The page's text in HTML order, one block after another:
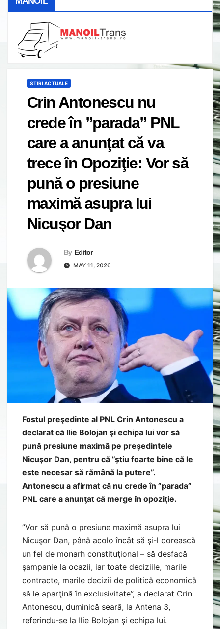
STIRI ACTUALE
Crin Antonescu nu
crede în ”parada” PNL
care a anunţat că va
trece în Opoziţie: Vor să
pună o presiune
maximă asupra lui
Nicuşor Dan
By Editor
MAY 11, 2026
Fostul preşedinte al PNL Crin Antonescu a
declarat că Ilie Bolojan şi echipa lui vor să
pună presiune maximă pe preşedintele
Nicuşor Dan, pentru că ”ştiu foarte bine că le
este necesar să rămână la putere”.
Antonescu a afirmat că nu crede în ”parada”
PNL care a anunţat că merge în opoziţie.
”Vor să pună o presiune maximă asupra lui
Nicuşor Dan, până acolo încât să şi-l dorească
un fel de monarh constituţional – să desfacă
şampanie la ocazii, iar toate deciziile, marile
contracte, marile decizii de politică economică
să le aparţină în exclusivitate”, a declarat Crin
Antonescu, duminică seară, la Antena 3,
referindu-se la Ilie Bolojan şi echipa lui.